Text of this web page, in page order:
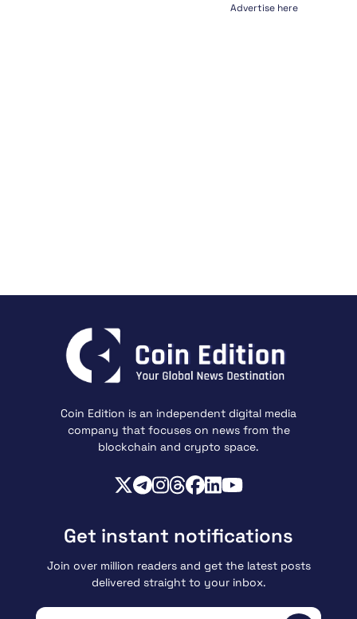
Advertise here
Coin Edition is an independent digital media
company that focuses on news from the
blockchain and crypto space.
Get instant notifications
Join over million readers and get the latest posts
delivered straight to your inbox.